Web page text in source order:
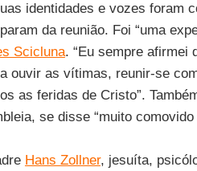
identidades e vozes foram
da reunião. Foi “uma
Scicluna. “Eu sempre afirmei
ouvir as vítimas, reunir-se
as feridas de Cristo”.
se disse “muito
Hans Zollner, jesuíta,